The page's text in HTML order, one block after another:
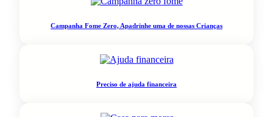
Campanha Fome Zero, Apadrinhe uma de nossas Crianças
Preciso de ajuda financeira